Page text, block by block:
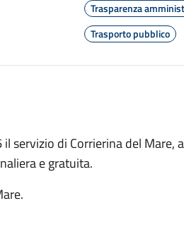
Trasparenza
Trasporto pubblico
servizio di Corrierina del Mare,
e gratuita.